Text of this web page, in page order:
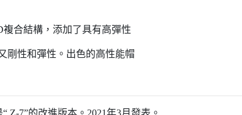
合結構，添加了具有高彈性
剛性和彈性。出色的高性能帽
Z-7”的改進版本。2021年3月發表。